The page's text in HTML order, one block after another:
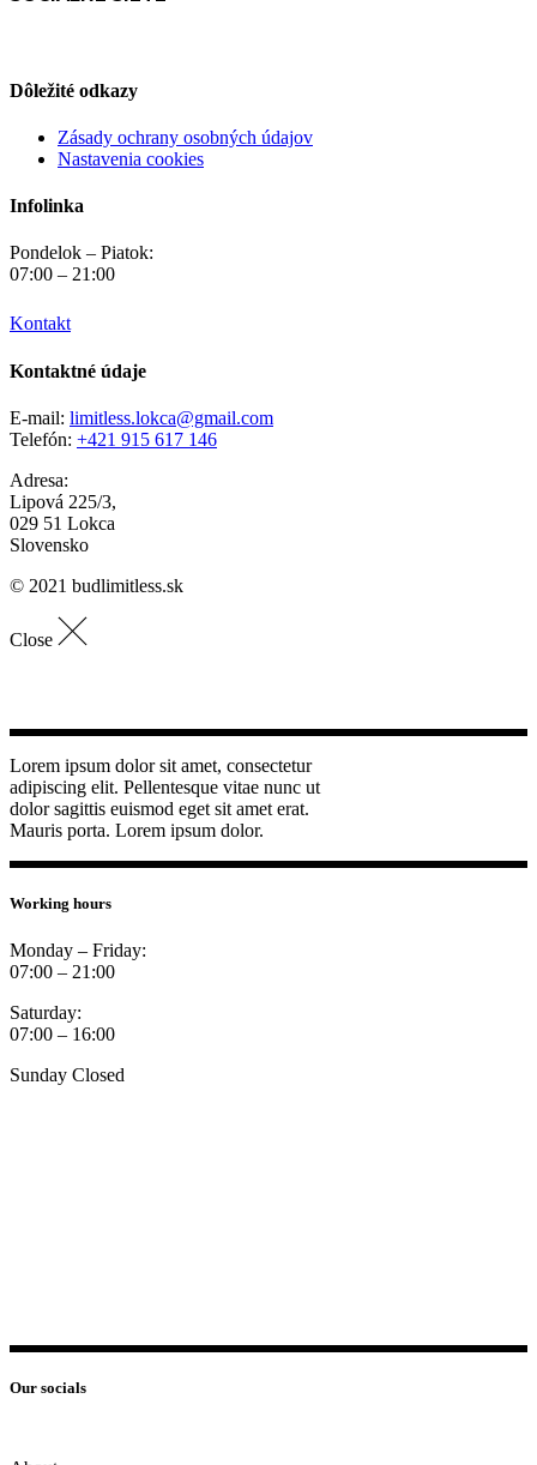
Dôležité odkazy
Zásady ochrany osobných údajov
Nastavenia cookies
Infolinka
Pondelok – Piatok:
07:00 – 21:00
Kontakt
Kontaktné údaje
E-mail: limitless.lokca@gmail.com
Telefón: +421 915 617 146
Adresa:
Lipová 225/3,
029 51 Lokca
Slovensko
© 2021 budlimitless.sk
Close
Lorem ipsum dolor sit amet, consectetur
adipiscing elit. Pellentesque vitae nunc ut
dolor sagittis euismod eget sit amet erat.
Mauris porta. Lorem ipsum dolor.
Working hours
Monday – Friday:
07:00 – 21:00
Saturday:
07:00 – 16:00
Sunday Closed
Our socials